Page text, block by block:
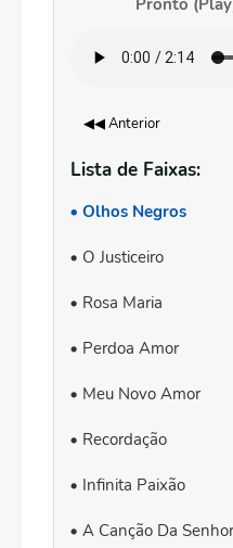
Pronto
◀◀ Anterior
Lista de Faixas:
Olhos Negros
O Justiceiro
Rosa Maria
Perdoa Amor
Meu Novo Amor
Recordação
Infinita Paixão
A Canção Da